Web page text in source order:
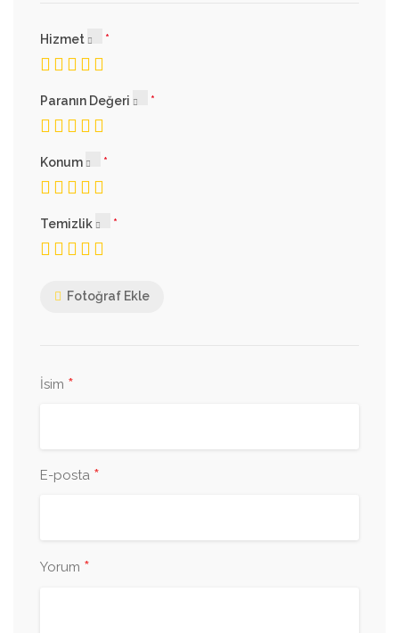
Hizmet
Paranın Değeri
Konum
Temizlik
Fotoğraf Ekle
İsim *
E-posta *
Yorum *